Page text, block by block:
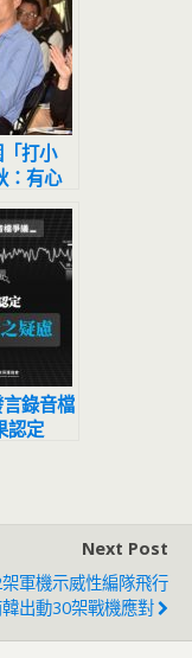
打小
：有心
錄音檔
認定
Next Post
軍機示威性編隊飛行
出動30架戰機應對